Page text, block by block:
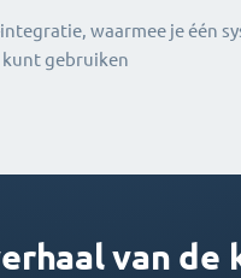
waarmee je één
gebruiken
van de